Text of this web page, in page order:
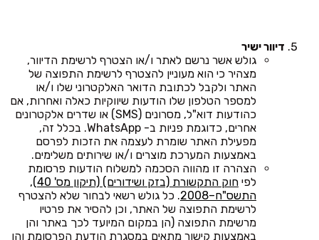
דיוור ישיר
גולש אשר נרשם לאתר ו/או הצטרף לרשימת הדיוור,
מצהיר כי הוא מעוניין להצטרף לרשימת התפוצה של
האתר ולקבל לכתובת הדואר האלקטרוני שלו ו/או
למספר הטלפון שלו הודעות שיווקיות כאלה ואחרות, אם
כהודעות דוא"ל, מסרונים (SMS) או שדרים אלקטרונים
אחרים, כדוגמת פניות ב- WhatsApp. בכלל זה,
מפעילת האתר שומרת לעצמה את הזכות לפרסם
באמצעות המערכת מוצרים ו/או שירותים משלימים.
הצהרה זו מהווה הסכמה למשלוח הודעות פרסומת
לפי
חוק התקשורת (בזק ושידורים) (תיקון מס' 40),
התשס"ח–2008
. כל גולש רשאי לבחור שלא להצטרף
לרשימת התפוצה של האתר, וכן להסיר את פרטיו
מרשימת התפוצה (הן במקום המיועד לכך באתר והן
באמצעות קישור מתאים במסגרת הודעת הפרסומת והן